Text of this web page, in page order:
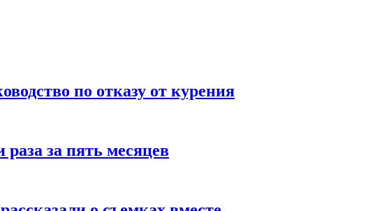
по отказу от курения
за пять месяцев